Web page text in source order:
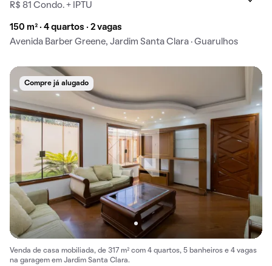
R$ 81 Condo. + IPTU
150 m² · 4 quartos · 2 vagas
Avenida Barber Greene, Jardim Santa Clara · Guarulhos
Compre já alugado
Venda de casa mobiliada, de 317 m² com 4 quartos, 5 banheiros e 4 vagas
na garagem em Jardim Santa Clara.